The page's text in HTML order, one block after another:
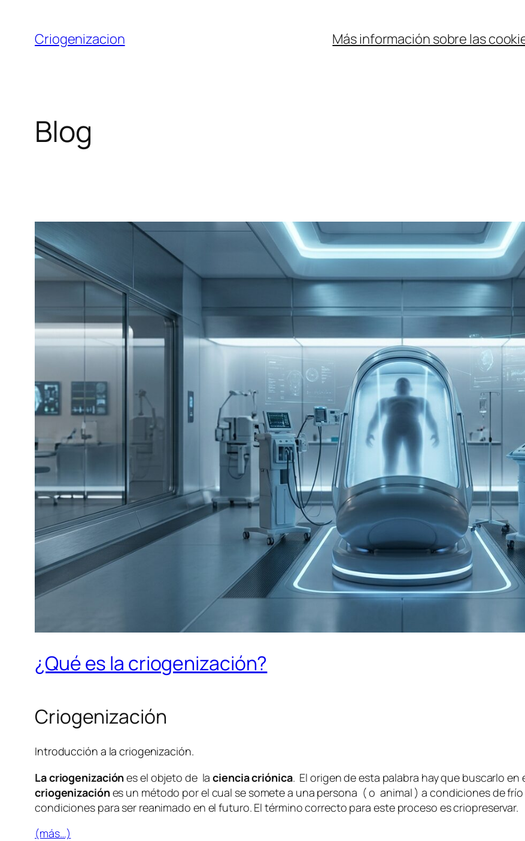
contenido
Criogenizacion Más información sobre las
Blog
¿Qué es la criogenización?
Criogenización
Introducción a la criogenización.
La criogenizaciónes el objeto de laciencia criónica. El origen de esta palabra hay que buscarlo en
criogenizaciónes un método por el cual se somete a una persona ( o animal ) a condiciones de
condiciones para ser reanimado en el futuro. El término correcto para este proceso es criopreservar.
(más…)